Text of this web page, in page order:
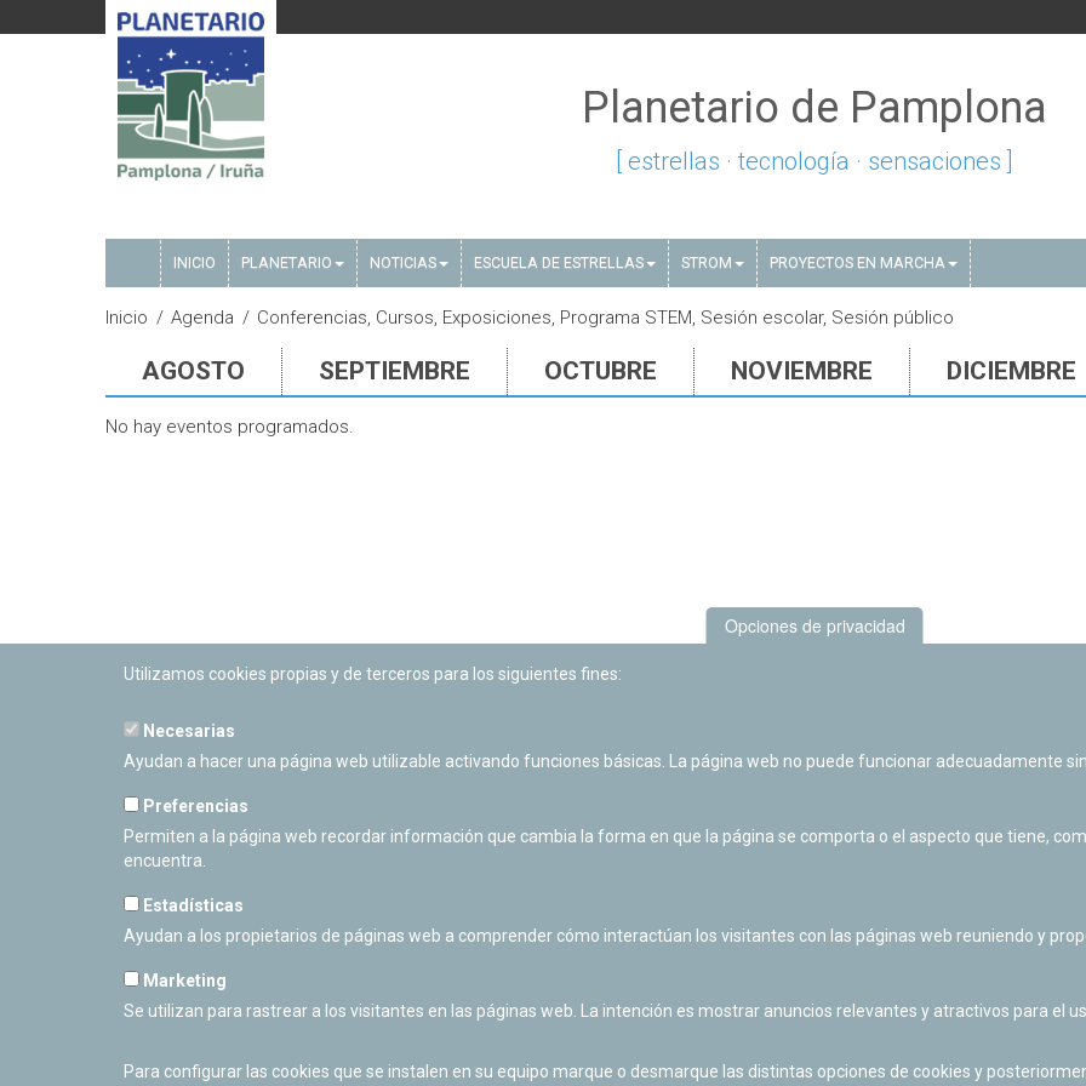
Planetario de Pamplona
[ estrellas · tecnología · sensaciones ]
INICIO PLANETARIO NOTICIAS ESCUELA DE ESTRELLAS STROM PROYECTOS EN MARCHA
Inicio Agenda Conferencias, Cursos, Exposiciones, Programa STEM, Sesión escolar, Sesión público
AGOSTO SEPTIEMBRE OCTUBRE NOVIEMBRE DICIEMBRE
No hay eventos programados.
PLANETARIO DE PAMPLONA
Calle Sancho RamÃ­rez, s/n
Cerrado Temporalmente
Opciones de privacidad
Utilizamos cookies propias y de terceros para los siguientes fines:
Necesarias
Ayudan a hacer una página web utilizable activando funciones básicas. La página web no puede funcionar adecuadamente
Preferencias
Permiten a la página web recordar información que cambia la forma en que la página se comporta o el aspecto que tiene,
encuentra.
Estadísticas
Ayudan a los propietarios de páginas web a comprender cómo interactúan los visitantes con las páginas web reuniendo y
Marketing
Se utilizan para rastrear a los visitantes en las páginas web. La intención es mostrar anuncios relevantes y atractivos para el
Para configurar las cookies que se instalen en su equipo marque o desmarque las distintas opciones de cookies y